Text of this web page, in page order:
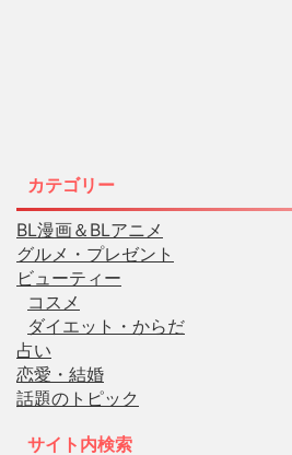
カテゴリー
BL漫画＆BLアニメ
グルメ・プレゼント
ビューティー
コスメ
ダイエット・からだ
占い
恋愛・結婚
話題のトピック
サイト内検索